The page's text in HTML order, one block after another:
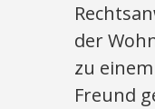
der
zu
Freund